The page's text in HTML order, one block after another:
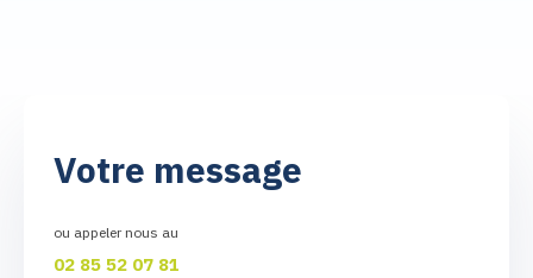
Votre message
ou appeler nous au
02 85 52 07 81